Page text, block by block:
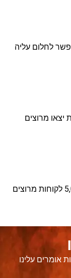
לחלום עליה
יצאו מרוצים
אומרים עלינו